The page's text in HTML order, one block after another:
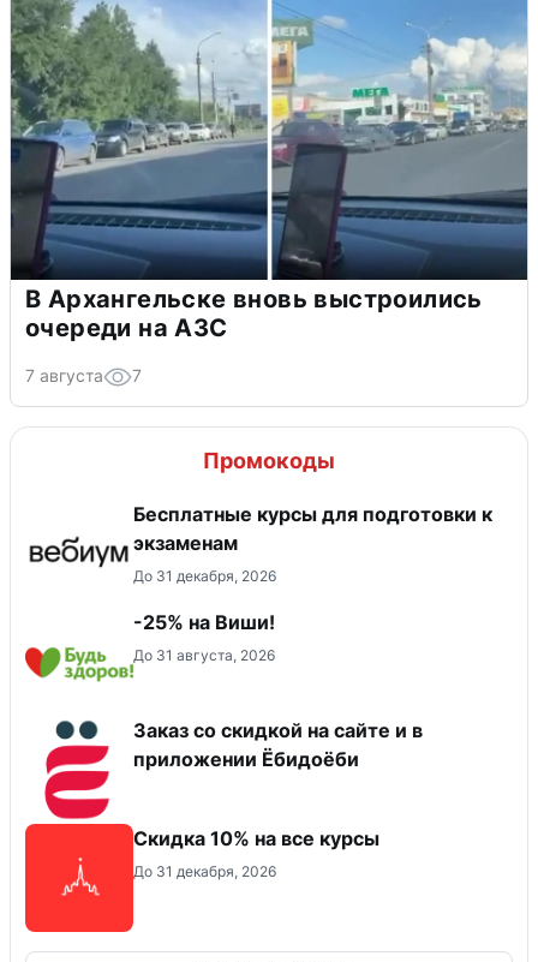
В Архангельске вновь выстроились
очереди на АЗС
7 августа 7
Промокоды
Бесплатные курсы для подготовки к
экзаменам
До 31 декабря, 2026
-25% на Виши!
До 31 августа, 2026
Заказ со скидкой на сайте и в
приложении Ёбидоёби
Скидка 10% на все курсы
До 31 декабря, 2026